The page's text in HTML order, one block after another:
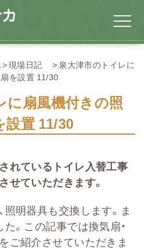
現場日記
泉大津市のトイレに
を設置 11/30
に扇風機付きの照
設置 11/30
れているトイレ入替工事
せていただきます。
明器具も交換します。ま
。この記事では換気扇・
ご紹介させていただきま